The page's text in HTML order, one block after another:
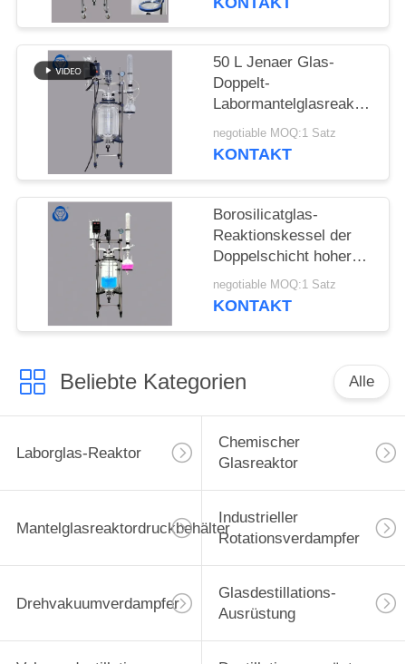
50 L Jenaer Glas-
Doppelt-
mit Vakuumpumpe
negotiable MOQ:1 Satz
KONTAKT
Borosilicatglas-
Reaktionskessel der
Doppelschicht hoher
mit Reaktorquirl
negotiable MOQ:1 Satz
KONTAKT
Beliebte Kategorien Alle
Laborglas-Reaktor
Chemischer
Glasreaktor
Mantelglasreaktordruckbehälter
Industrieller
Rotationsverdampfer
Drehvakuumverdampfer
Glasdestillations-
Ausrüstung